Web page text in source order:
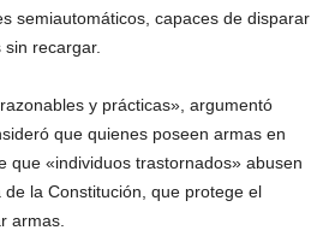
semiautomáticos, capaces de disparar
recargar.
y prácticas», argumentó
que quienes poseen armas en
que «individuos trastornados» abusen
la Constitución, que protege el
armas.